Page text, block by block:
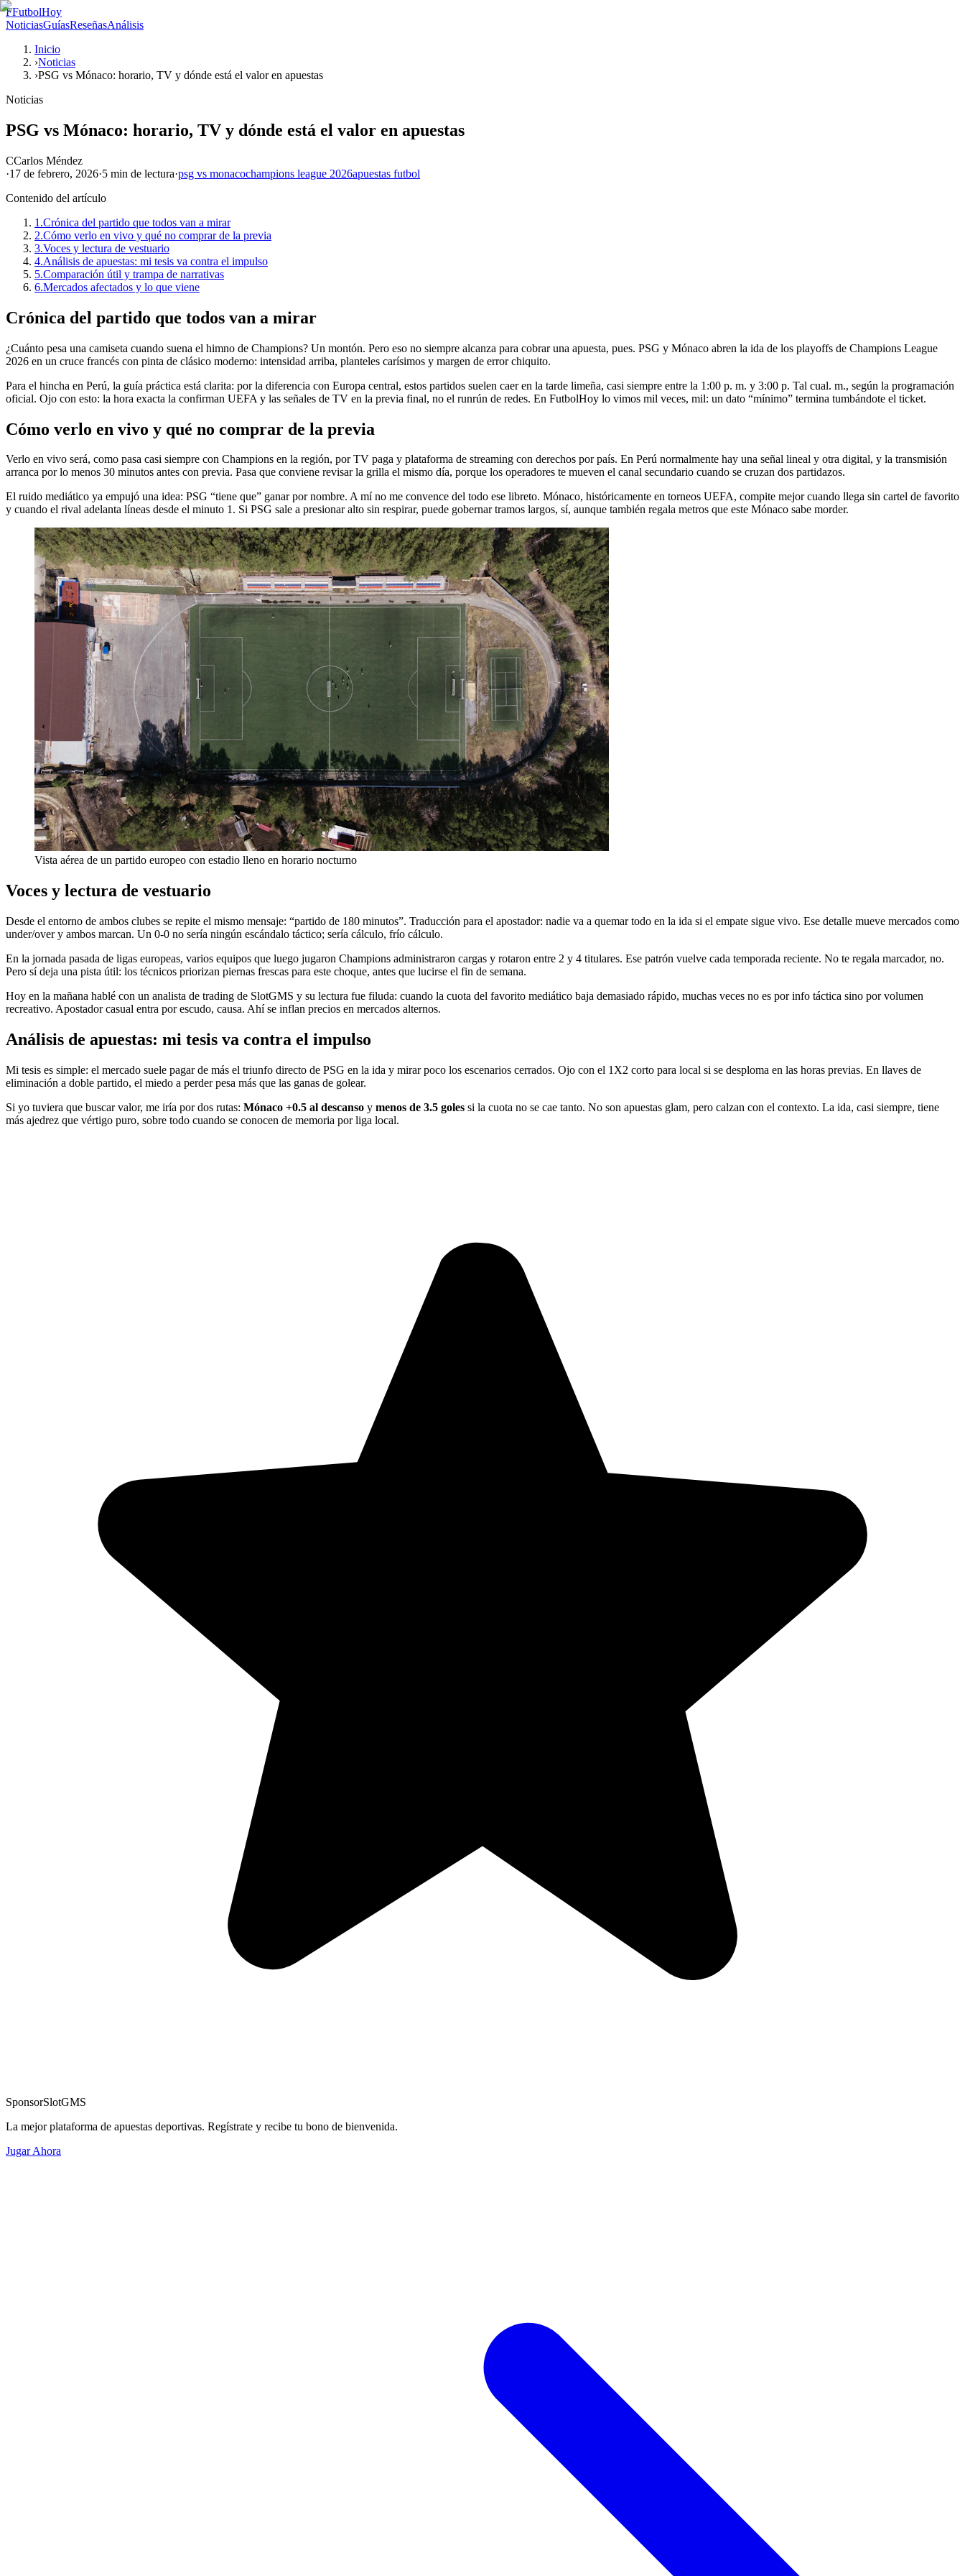
FFutbolHoy
NoticiasGuíasReseñasAnálisis
Inicio
›Noticias
›PSG vs Mónaco: horario, TV y dónde está el valor en apuestas
Noticias
PSG vs Mónaco: horario, TV y dónde está el valor en apuestas
CCarlos Méndez
·17 de febrero, 2026·5 min de lectura·psg vs monacochampions league 2026apuestas futbol
Contenido del artículo
1.Crónica del partido que todos van a mirar
2.Cómo verlo en vivo y qué no comprar de la previa
3.Voces y lectura de vestuario
4.Análisis de apuestas: mi tesis va contra el impulso
5.Comparación útil y trampa de narrativas
6.Mercados afectados y lo que viene
Crónica del partido que todos van a mirar
¿Cuánto pesa una camiseta cuando suena el himno de Champions? Un montón. Pero eso no siempre alcanza para cobrar una apuesta, pues. PSG y Mónaco abren la ida de los playoffs de Champions League
2026 en un cruce francés con pinta de clásico moderno: intensidad arriba, planteles carísimos y margen de error chiquito.
Para el hincha en Perú, la guía práctica está clarita: por la diferencia con Europa central, estos partidos suelen caer en la tarde limeña, casi siempre entre la 1:00 p. m. y 3:00 p. Tal cual. m., según la programación
oficial. Ojo con esto: la hora exacta la confirman UEFA y las señales de TV en la previa final, no el runrún de redes. En FutbolHoy lo vimos mil veces, mil: un dato “mínimo” termina tumbándote el ticket.
Cómo verlo en vivo y qué no comprar de la previa
Verlo en vivo será, como pasa casi siempre con Champions en la región, por TV paga y plataforma de streaming con derechos por país. En Perú normalmente hay una señal lineal y otra digital, y la transmisión
arranca por lo menos 30 minutos antes con previa. Pasa que conviene revisar la grilla el mismo día, porque los operadores te mueven el canal secundario cuando se cruzan dos partidazos.
El ruido mediático ya empujó una idea: PSG “tiene que” ganar por nombre. A mí no me convence del todo ese libreto. Mónaco, históricamente en torneos UEFA, compite mejor cuando llega sin cartel de favorito
y cuando el rival adelanta líneas desde el minuto 1. Si PSG sale a presionar alto sin respirar, puede gobernar tramos largos, sí, aunque también regala metros que este Mónaco sabe morder.
Vista aérea de un partido europeo con estadio lleno en horario nocturno
Voces y lectura de vestuario
Desde el entorno de ambos clubes se repite el mismo mensaje: “partido de 180 minutos”. Traducción para el apostador: nadie va a quemar todo en la ida si el empate sigue vivo. Ese detalle mueve mercados como
under/over y ambos marcan. Un 0-0 no sería ningún escándalo táctico; sería cálculo, frío cálculo.
En la jornada pasada de ligas europeas, varios equipos que luego jugaron Champions administraron cargas y rotaron entre 2 y 4 titulares. Ese patrón vuelve cada temporada reciente. No te regala marcador, no.
Pero sí deja una pista útil: los técnicos priorizan piernas frescas para este choque, antes que lucirse el fin de semana.
Hoy en la mañana hablé con un analista de trading de SlotGMS y su lectura fue filuda: cuando la cuota del favorito mediático baja demasiado rápido, muchas veces no es por info táctica sino por volumen
recreativo. Apostador casual entra por escudo, causa. Ahí se inflan precios en mercados alternos.
Análisis de apuestas: mi tesis va contra el impulso
Mi tesis es simple: el mercado suele pagar de más el triunfo directo de PSG en la ida y mirar poco los escenarios cerrados. Ojo con el 1X2 corto para local si se desploma en las horas previas. En llaves de
eliminación a doble partido, el miedo a perder pesa más que las ganas de golear.
Si yo tuviera que buscar valor, me iría por dos rutas: Mónaco +0.5 al descanso y menos de 3.5 goles si la cuota no se cae tanto. No son apuestas glam, pero calzan con el contexto. La ida, casi siempre, tiene
más ajedrez que vértigo puro, sobre todo cuando se conocen de memoria por liga local.
SponsorSlotGMS
La mejor plataforma de apuestas deportivas. Regístrate y recibe tu bono de bienvenida.
Jugar Ahora